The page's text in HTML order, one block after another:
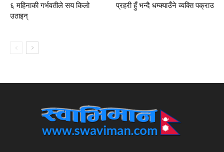
६ महिनाकी गर्भवतीले सय किलो
उठाइन्
प्रहरी हुँ भन्दै धम्क्याउँने व्यक्ति पक्राउ